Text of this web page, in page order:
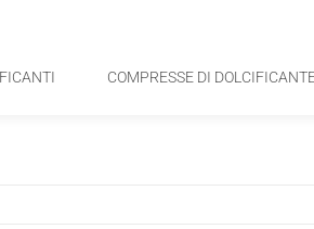
COMPRESSE DI